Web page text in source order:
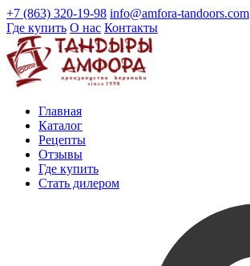
+7 (863) 320-19-98 info@amfora-tandoors.com
Где купить О нас Контакты
Главная
Каталог
Рецепты
Отзывы
Где купить
Стать дилером